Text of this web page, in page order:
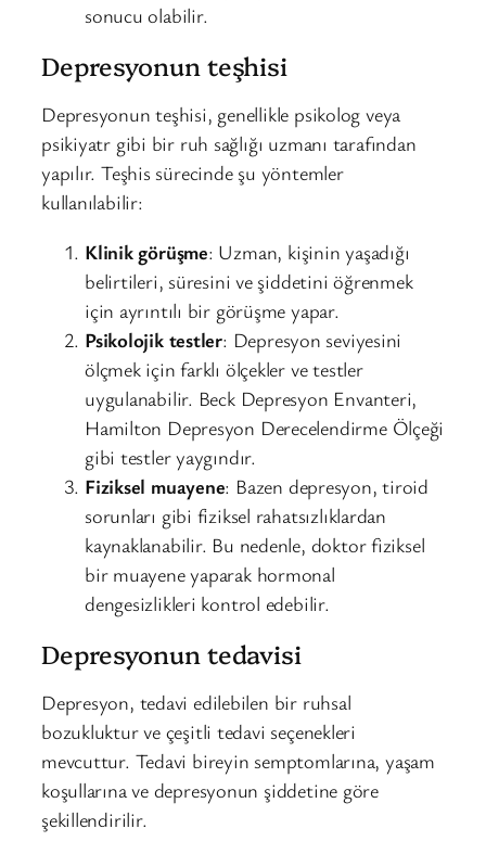
sonucu olabilir.
Depresyonun teşhisi
Depresyonun teşhisi, genellikle psikolog veya
psikiyatr gibi bir ruh sağlığı uzmanı tarafından
yapılır. Teşhis sürecinde şu yöntemler
kullanılabilir:
Klinik görüşme: Uzman, kişinin yaşadığı
belirtileri, süresini ve şiddetini öğrenmek
için ayrıntılı bir görüşme yapar.
Psikolojik testler: Depresyon seviyesini
ölçmek için farklı ölçekler ve testler
uygulanabilir. Beck Depresyon Envanteri,
Hamilton Depresyon Derecelendirme Ölçeği
gibi testler yaygındır.
Fiziksel muayene: Bazen depresyon, tiroid
sorunları gibi fiziksel rahatsızlıklardan
kaynaklanabilir. Bu nedenle, doktor fiziksel
bir muayene yaparak hormonal
dengesizlikleri kontrol edebilir.
Depresyonun tedavisi
Depresyon, tedavi edilebilen bir ruhsal
bozukluktur ve çeşitli tedavi seçenekleri
mevcuttur. Tedavi bireyin semptomlarına, yaşam
koşullarına ve depresyonun şiddetine göre
şekillendirilir.